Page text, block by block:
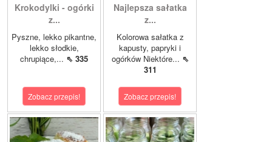
Krokodylki - ogórki
z...
Pyszne, lekko pikantne,
lekko słodkie,
chrupiące,... ⇖ 335
Zobacz przepis!
Najlepsza sałatka
z...
Kolorowa sałatka z
kapusty, papryki i
ogórków Niektóre... ⇖
311
Zobacz przepis!